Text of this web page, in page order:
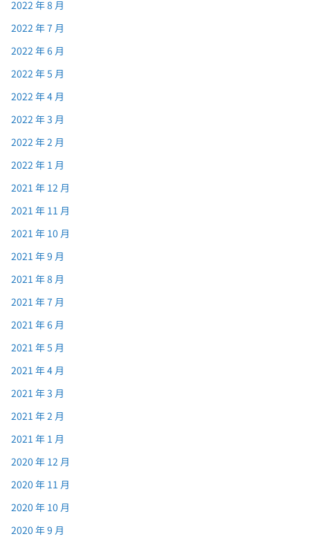
2022 年 8 月
2022 年 7 月
2022 年 6 月
2022 年 5 月
2022 年 4 月
2022 年 3 月
2022 年 2 月
2022 年 1 月
2021 年 12 月
2021 年 11 月
2021 年 10 月
2021 年 9 月
2021 年 8 月
2021 年 7 月
2021 年 6 月
2021 年 5 月
2021 年 4 月
2021 年 3 月
2021 年 2 月
2021 年 1 月
2020 年 12 月
2020 年 11 月
2020 年 10 月
2020 年 9 月